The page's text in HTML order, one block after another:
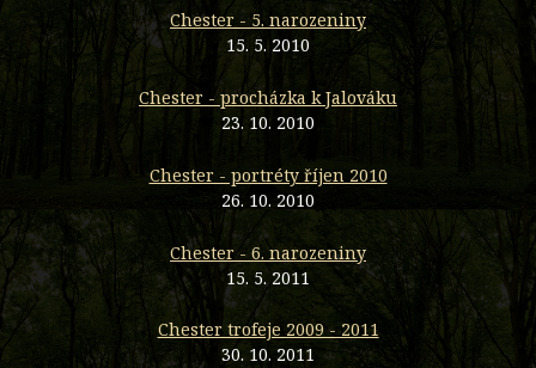
Chester - 5. narozeniny
15. 5. 2010
Chester - procházka k Jalováku
23. 10. 2010
Chester - portréty říjen 2010
26. 10. 2010
Chester - 6. narozeniny
15. 5. 2011
Chester trofeje 2009 - 2011
30. 10. 2011